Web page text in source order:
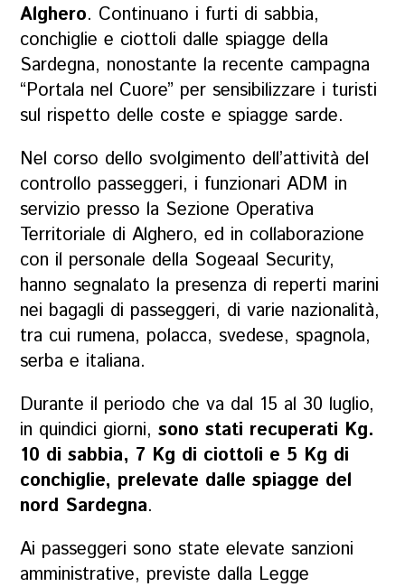
Alghero. Continuano i furti di sabbia,
conchiglie e ciottoli dalle spiagge della
Sardegna, nonostante la recente campagna
“Portala nel Cuore” per sensibilizzare i turisti
sul rispetto delle coste e spiagge sarde.
Nel corso dello svolgimento dell’attività del
controllo passeggeri, i funzionari ADM in
servizio presso la Sezione Operativa
Territoriale di Alghero, ed in collaborazione
con il personale della Sogeaal Security,
hanno segnalato la presenza di reperti marini
nei bagagli di passeggeri, di varie nazionalità,
tra cui rumena, polacca, svedese, spagnola,
serba e italiana.
Durante il periodo che va dal 15 al 30 luglio,
in quindici giorni,sono stati recuperati Kg.
10 di sabbia, 7 Kg di ciottoli e 5 Kg di
conchiglie, prelevate dalle spiagge del
nord Sardegna.
Ai passeggeri sono state elevate sanzioni
amministrative, previste dalla Legge